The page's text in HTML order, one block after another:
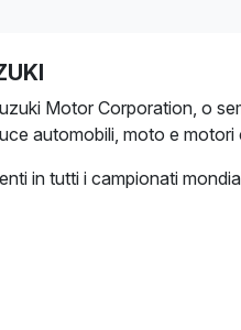
Motor Corporation, o
automobili, moto e motori
in tutti i campionati